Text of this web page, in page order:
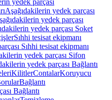
yedek parçası
Aşağıdakilerin yedek parçası
yedek parçası
yedek parçası Soket
Sıhhi tesisat ekipmanı
Sıhhi tesisat ekipmanı
yedek parçası Sifon
yedek parçası Bağlantı
KilitlerContalarKoruyucu
Bağlantı
Bağlantı